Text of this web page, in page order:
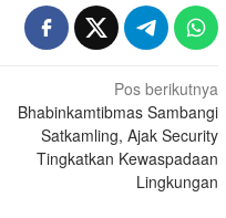
Pos berikutnya
Bhabinkamtibmas Sambangi
Satkamling, Ajak Security
Tingkatkan Kewaspadaan
Lingkungan